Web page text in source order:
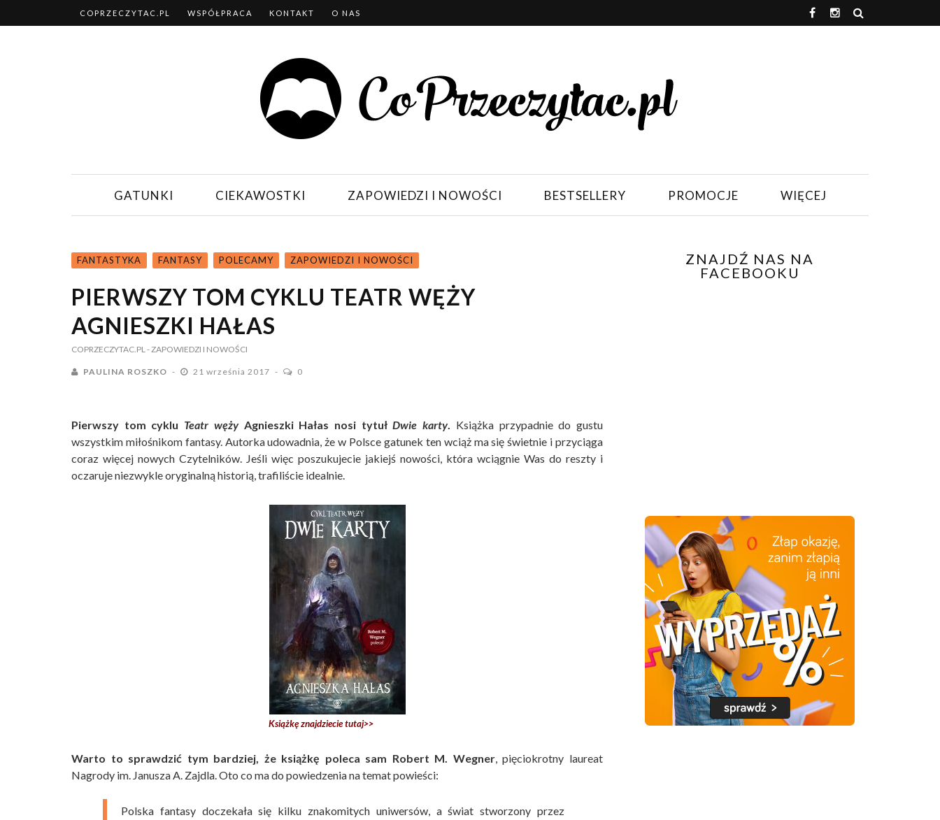
COPRZECZYTAC.PL WSPÓŁPRACA KONTAKT O NAS
GATUNKI CIEKAWOSTKI ZAPOWIEDZI I NOWOŚCI BESTSELLERY PROMOCJE WIĘCEJ
FANTASTYKA FANTASY POLECAMY ZAPOWIEDZI I NOWOŚCI
PIERWSZY TOM CYKLU TEATR WĘŻY
AGNIESZKI HAŁAS
COPRZECZYTAC.PL- ZAPOWIEDZI I NOWOŚCI
PAULINA ROSZKO 21 września 2017 0
Pierwszy tom cyklu Teatr wężyAgnieszki Hałas nosi tytułDwie karty. Książka przypadnie do gustu
wszystkim miłośnikom fantasy. Autorka udowadnia, że w Polsce gatunek ten wciąż ma się świetnie i przyciąga
coraz więcej nowych Czytelników. Jeśli więc poszukujecie jakiejś nowości, która wciągnie Was do reszty i
oczaruje niezwykle oryginalną historią, trafiliście idealnie.
Książkę znajdziecie tutaj>>
Warto to sprawdzić tym bardziej, że książkę poleca sam Robert M. Wegner, pięciokrotny laureat
Nagrody im. Janusza A. Zajdla. Oto co ma do powiedzenia na temat powieści:
Polska fantasy doczekała się kilku znakomitych uniwersów, a świat stworzony przez
ZNAJDŹ NAS NA
FACEBOOKU